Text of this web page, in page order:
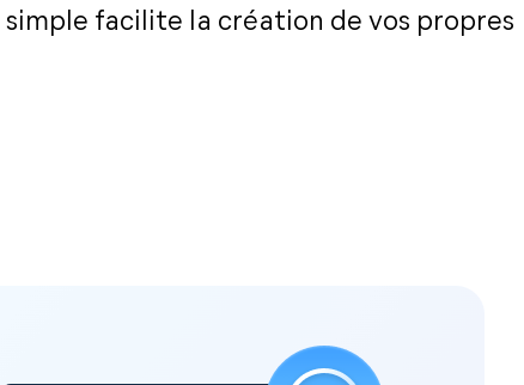
facilite la création de vos propres